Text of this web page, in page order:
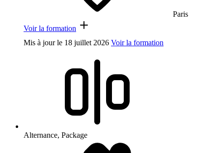
Paris
Voir la formation
Mis à jour le 18 juillet 2026 Voir la formation
Alternance, Package